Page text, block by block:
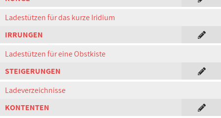
Ladestützen für das kurze Iridium
IRRUNGEN
Ladestützen für eine Obstkiste
STEIGERUNGEN
Ladeverzeichnisse
KONTENTEN